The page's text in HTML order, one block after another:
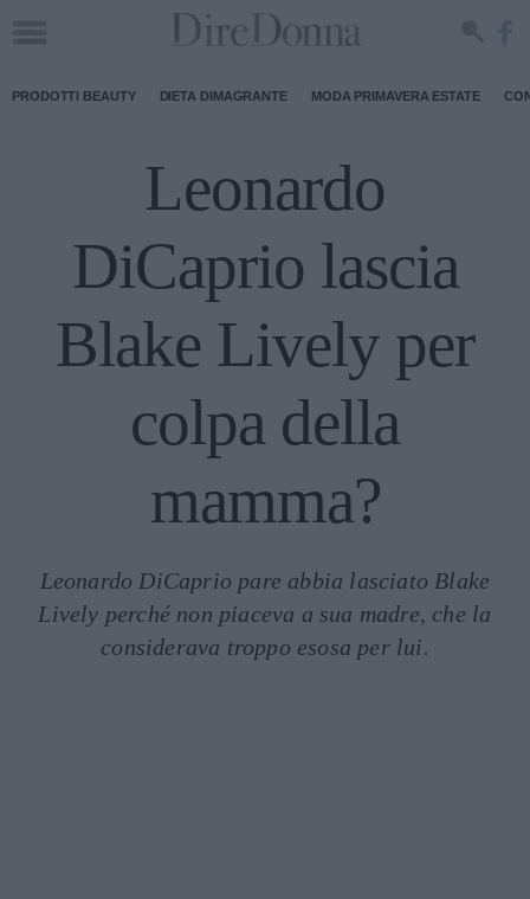
PRODOTTI BEAUTY DIETA DIMAGRANTE MODA PRIMAVERA ESTATE
Leonardo
DiCaprio lascia
Blake Lively per
colpa della
mamma?
Leonardo DiCaprio pare abbia lasciato Blake
Lively perché non piaceva a sua madre, che la
considerava troppo esosa per lui.